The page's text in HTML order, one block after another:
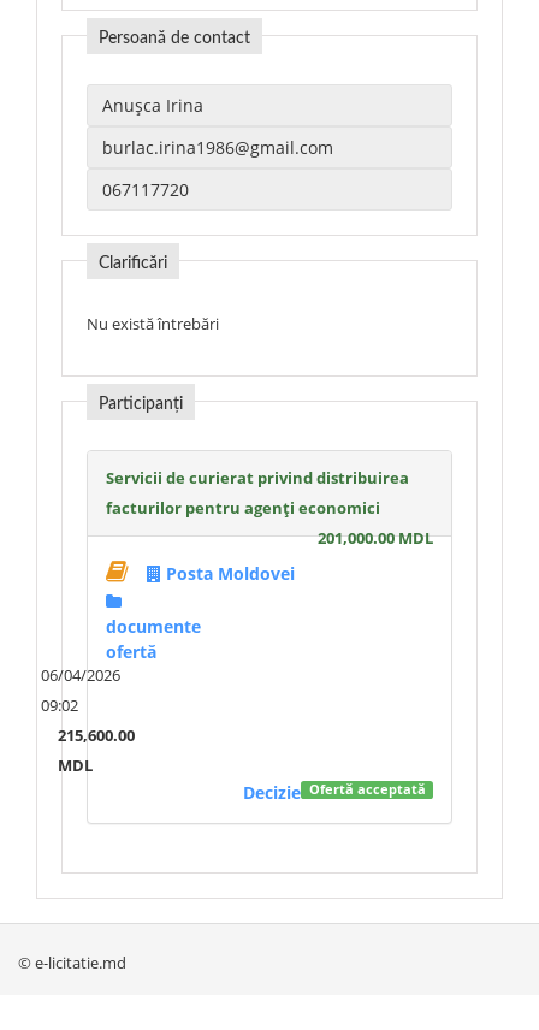
Persoană de contact
Clarificări
Nu există întrebări
Participanți
Servicii de curierat privind distribuirea
facturilor pentru agenți economici
201,000.00 MDL
Posta Moldovei
documente
ofertă
06/04/2026
09:02
215,600.00
MDL
Ofertă acceptată
Decizie
© e-licitatie.md